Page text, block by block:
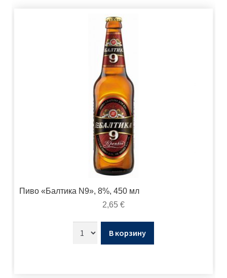
Пиво «Балтика N9», 8%, 450 мл
2,65 €
В корзину